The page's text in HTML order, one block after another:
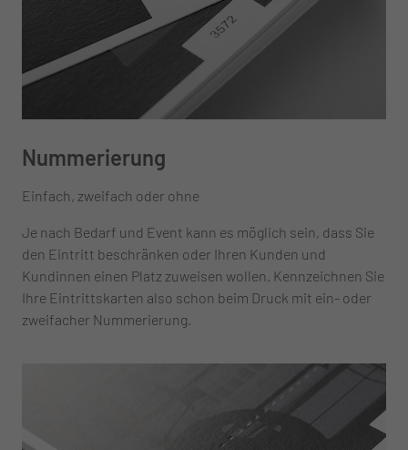
Nummerierung
Einfach, zweifach oder ohne
Je nach Bedarf und Event kann es möglich sein, dass Sie
den Eintritt beschränken oder Ihren Kunden und
Kundinnen einen Platz zuweisen wollen. Kennzeichnen Sie
Ihre Eintrittskarten also schon beim Druck mit ein- oder
zweifacher Nummerierung.